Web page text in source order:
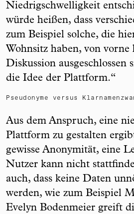
Niedrigschwelligkeit
würde heißen, dass
zum Beispiel solche, die
Wohnsitz haben, von vorne
Diskussion ausgeschlossen
die Idee der Plattform.“
Pseudonyme versus
Aus dem Anspruch, eine
Plattform zu gestalten
gewisse Anonymität, eine
Nutzer kann nicht
auch, dass keine Daten
werden, wie zum Beispiel
Evelyn Bodenmeier greift